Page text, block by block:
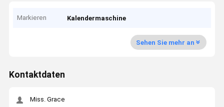
Markieren Kalendermaschine
Sehen Sie mehr an
Kontaktdaten
Miss. Grace